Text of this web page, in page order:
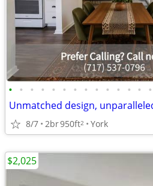
• • • • • • • • • • • • • •
8/7 2br950ft2 York
$2,025